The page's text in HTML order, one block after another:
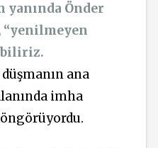
yanında Önder
“yenilmeyen
ana
imha